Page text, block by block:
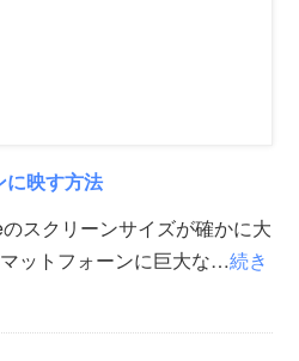
に映す方法
スクリーンサイズが確かに大
ットフォーンに巨大な…続き